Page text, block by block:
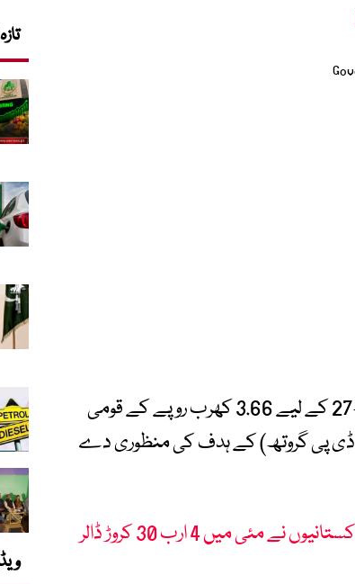
قومی اقتصادی کونسل (این ای سی) مالی سال 2026-27 کے لیے 3.66 کھرب روپے کے قومی
نمو (جی ڈی پی گروتھ) کے ہدف کی منظوری دے
ترسیلات زر کا نیا ریکارڈ : بیرون ملک پاکستانیوں نے مئی میں 4 ارب 30 کروڑ ڈالر